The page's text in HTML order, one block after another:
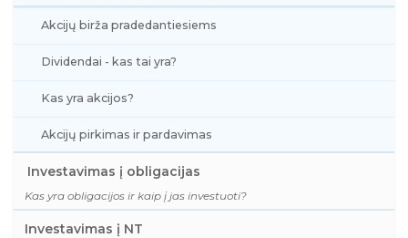
Akcijų birža pradedantiesiems
Dividendai - kas tai yra?
Kas yra akcijos?
Akcijų pirkimas ir pardavimas
Investavimas į obligacijas
Kas yra obligacijos ir kaip į jas investuoti?
Investavimas į NT